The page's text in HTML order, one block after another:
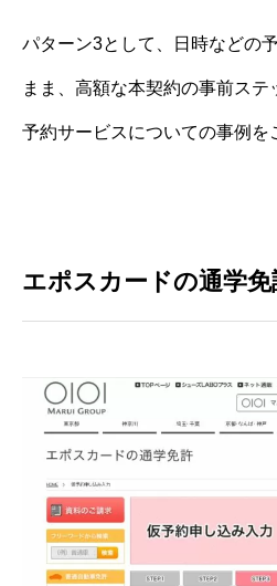
パターン3として、日時などの
まま、高額な本契約の事前ス
予約サービスについての事例を
エポスカードの通学